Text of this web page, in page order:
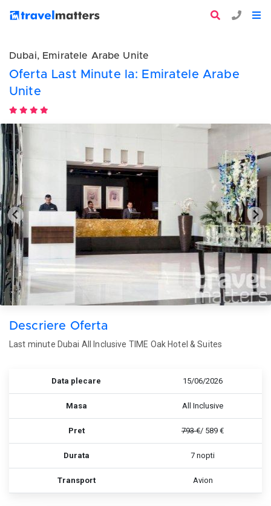
Dubai, Emiratele Arabe Unite
Oferta Last Minute la: Emiratele Arabe
Unite
Descriere Oferta
Last minute Dubai All Inclusive TIME Oak Hotel & Suites
Data plecare 15/06/2026
Masa All Inclusive
Pret 793 €/ 589 €
Durata 7 nopti
Transport Avion